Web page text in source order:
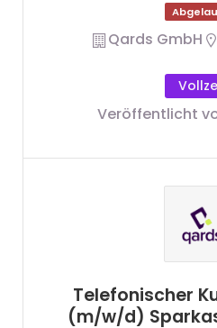
Qards GmbH
Veröffentlicht
Telefonischer
(m/w/d)